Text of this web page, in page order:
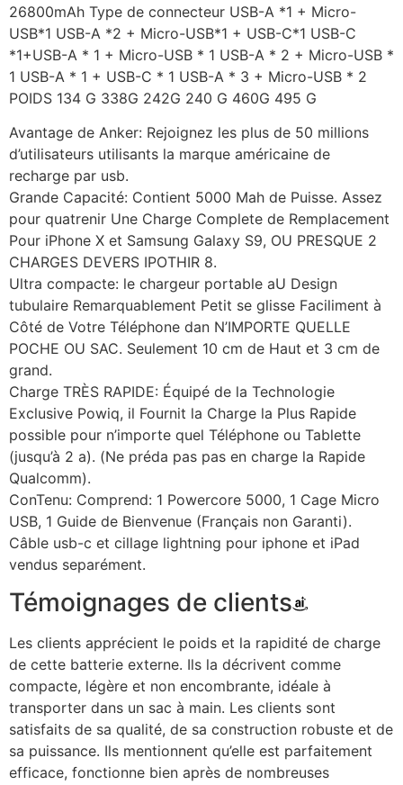
26800mAh Type de connecteur USB-A *1 + Micro-
USB*1 USB-A *2 + Micro-USB*1 + USB-C*1 USB-C
*1+USB-A * 1 + Micro-USB * 1 USB-A * 2 + Micro-USB *
1 USB-A * 1 + USB-C * 1 USB-A * 3 + Micro-USB * 2
POIDS 134 G 338G 242G 240 G 460G 495 G
Avantage de Anker: Rejoignez les plus de 50 millions
d’utilisateurs utilisants la marque américaine de
recharge par usb.
Grande Capacité: Contient 5000 Mah de Puisse. Assez
pour quatrenir Une Charge Complete de Remplacement
Pour iPhone X et Samsung Galaxy S9, OU PRESQUE 2
CHARGES DEVERS IPOTHIR 8.
Ultra compacte: le chargeur portable aU Design
tubulaire Remarquablement Petit se glisse Faciliment à
Côté de Votre Téléphone dan N’IMPORTE QUELLE
POCHE OU SAC. Seulement 10 cm de Haut et 3 cm de
grand.
Charge TRÈS RAPIDE: Équipé de la Technologie
Exclusive Powiq, il Fournit la Charge la Plus Rapide
possible pour n’importe quel Téléphone ou Tablette
(jusqu’à 2 a). (Ne préda pas pas en charge la Rapide
Qualcomm).
ConTenu: Comprend: 1 Powercore 5000, 1 Cage Micro
USB, 1 Guide de Bienvenue (Français non Garanti).
Câble usb-c et cillage lightning pour iphone et iPad
vendus separément.
Témoignages de clients
Les clients apprécient le poids et la rapidité de charge
de cette batterie externe. Ils la décrivent comme
compacte, légère et non encombrante, idéale à
transporter dans un sac à main. Les clients sont
satisfaits de sa qualité, de sa construction robuste et de
sa puissance. Ils mentionnent qu’elle est parfaitement
efficace, fonctionne bien après de nombreuses